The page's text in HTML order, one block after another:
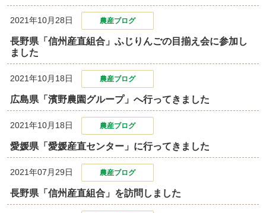
2021年10月28日 農産ブログ
長野県「信州産直組合」ふじりんごの目揃え会に参加し
ました
2021年10月18日 農産ブログ
広島県「濱野農園グループ」へ行ってきました
2021年10月18日 農産ブログ
愛媛県「愛媛産直センター」に行ってきました
2021年07月29日 農産ブログ
長野県「信州産直組合」を訪問しました